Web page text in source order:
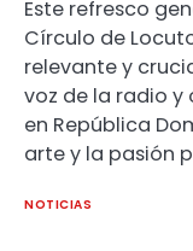
Este refresco
Círculo de
relevante y
voz de la radio
en República
arte y la pasión
NOTICIAS